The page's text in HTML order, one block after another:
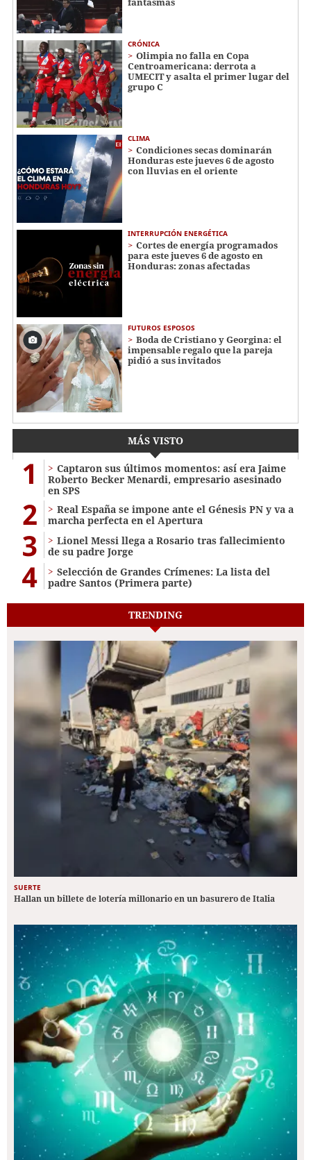
CRÓNICA
Olimpia no falla en Copa
Centroamericana: derrota a
UMECIT y asalta el primer lugar del
grupo C
CLIMA
Condiciones secas dominarán
Honduras este jueves 6 de agosto
con lluvias en el oriente
INTERRUPCIÓN ENERGÉTICA
Cortes de energía programados
para este jueves 6 de agosto en
Honduras: zonas afectadas
FUTUROS ESPOSOS
Boda de Cristiano y Georgina: el
impensable regalo que la pareja
pidió a sus invitados
MÁS VISTO
1
Captaron sus últimos momentos: así era Jaime
Roberto Becker Menardi​​​, empresario asesinado
en SPS
2
Real España se impone ante el Génesis PN y va a
marcha perfecta en el Apertura
3
Lionel Messi llega a Rosario tras fallecimiento
de su padre Jorge
4
Selección de Grandes Crímenes: La lista del
padre Santos (Primera parte)
TRENDING
SUERTE
Hallan un billete de lotería millonario en un basurero de Italia